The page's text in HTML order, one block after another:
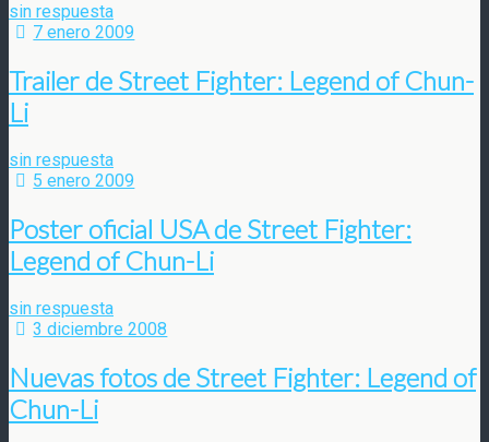
sin respuesta
7 enero 2009
Trailer de Street Fighter: Legend of Chun-
Li
sin respuesta
5 enero 2009
Poster oficial USA de Street Fighter:
Legend of Chun-Li
sin respuesta
3 diciembre 2008
Nuevas fotos de Street Fighter: Legend of
Chun-Li